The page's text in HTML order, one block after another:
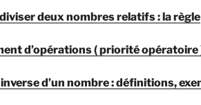
deux nombres relatifs : la règle
d’opérations ( priorité opératoire
d’un nombre : définitions,